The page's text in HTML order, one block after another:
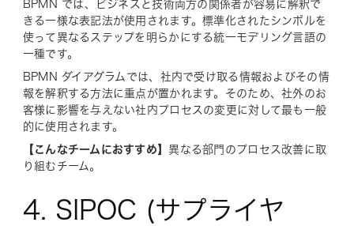
BPMN では、ビジネスと技術両方の関係者が容易に解釈で
きる一様な表記法が使用されます。標準化されたシンボルを
使って異なるステップを明らかにする統一モデリング言語の
一種です。
BPMN ダイアグラムでは、社内で受け取る情報およびその情
報を解釈する方法に重点が置かれます。そのため、社外のお
客様に影響を与えない社内プロセスの変更に対して最も一般
的に使用されます。
【こんなチームにおすすめ】 異なる部門のプロセス改善に取
り組むチーム。
4. SIPOC (サプライヤ